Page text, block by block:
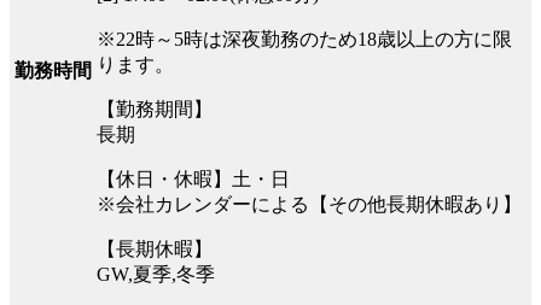
勤務時間
※22時～5時は深夜勤務のため18歳以上の方に限
ります。
【勤務期間】
長期
【休日・休暇】土・日
※会社カレンダーによる【その他長期休暇あり】
【長期休暇】
GW,夏季,冬季